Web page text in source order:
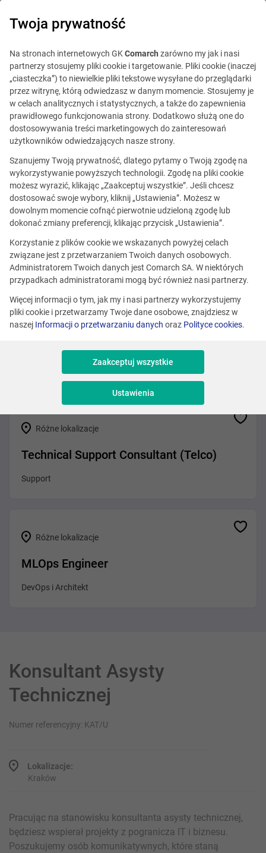
Ta oferta jest już
nieaktualna.
Zobacz podobne oferty
Różne lokalizacje
Różne lokalizacje
Technical Support Consultant (Telco)
Support
Różne lokalizacje
MLOps Engineer
DevOps i Architekt
Konsultant Asysty
Technicznej
Numer referencyjny: KAT/U
Lokalizacje:
Kraków
Pracując na stanowisku konsultanta asysty technicznej,
będziesz wspierał projekty z pogranicza IT i biznesu.
Poszukujemy osób komunikatywnych, które staną
Twoja prywatność
Na stronach internetowych GKComarch zarówno my jak i nasi
partnerzy stosujemy pliki cookie i targetowanie. Pliki cookie (inaczej
„ciasteczka”) to niewielkie pliki tekstowe wysyłane do przeglądarki
przez witrynę, którą odwiedzasz w danym momencie. Stosujemy je
w celach analitycznych i statystycznych, a także do zapewnienia
prawidłowego funkcjonowania strony. Dodatkowo służą one do
dostosowywania treści marketingowych do zainteresowań
użytkowników odwiedzających nasze strony.
Szanujemy Twoją prywatność, dlatego pytamy o Twoją zgodę na
wykorzystywanie powyższych technologii. Zgodę na pliki cookie
możesz wyrazić, klikając „Zaakceptuj wszystkie”. Jeśli chcesz
dostosować swoje wybory, kliknij „Ustawienia”. Możesz w
dowolnym momencie cofnąć pierwotnie udzieloną zgodę lub
dokonać zmiany preferencji, klikając przycisk „Ustawienia”.
Korzystanie z plików cookie we wskazanych powyżej celach
związane jest z przetwarzaniem Twoich danych osobowych.
Administratorem Twoich danych jest Comarch SA. W niektórych
przypadkach administratorami mogą być również nasi partnerzy.
Więcej informacji o tym, jak my i nasi partnerzy wykorzystujemy
pliki cookie i przetwarzamy Twoje dane osobowe, znajdziesz w
naszej Informacji o przetwarzaniu danych oraz Polityce cookies.
Zaakceptuj wszystkie
Ustawienia